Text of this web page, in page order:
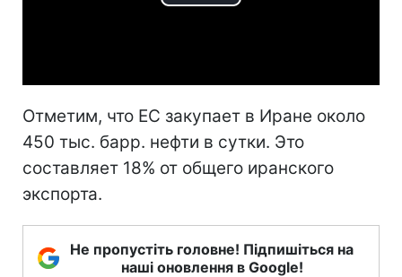
Отметим, что ЕС закупает в Иране около
450 тыс. барр. нефти в сутки. Это
составляет 18% от общего иранского
экспорта.
Не пропустіть головне! Підпишіться на
наші оновлення в Google!